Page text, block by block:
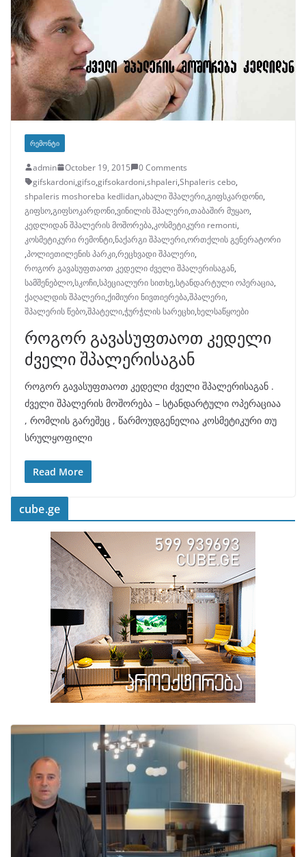
ᲠᲔᲛᲝᲜᲢᲘ
admin October 19, 2015
0 Comments
gifskardoni,gifso,gifsokardoni,shpaleri,Shpaleris cebo,
shpaleris moshoreba kedlidan,ახალი შპალერი,გიფსკარდონი,
გიფსო,გიფსოკარდონი,ვინილის შპალერი,თაბაშირ მუყაო,
კედლიდან შპალერის მოშორება,კოსმეტიკური remonti,
კოსმეტიკური რემონტი,ნაქარგი შპალერი,ორთქლის გენერატორი
,პოლიეთილენის პარკი,რეცხვადი შპალერი,
როგორ გავასუფთაოთ კედელი ძველი შპალერისაგან,
სამშენებლო,სკოჩი,სპეციალური სითხე,სტანდარტული ოპერაცია,
ქაღალდის შპალერი,ქიმიური ნივთიერება,შპალერი,
შპალერის წებო,შპატელი,ჭურჭლის სარეცხი,ხელსაწყოები
როგორ გავასუფთაოთ კედელი
ძველი შპალერისაგან
როგორ გავასუფთაოთ კედელი ძველი შპალერისაგან .
ძველი შპალერის მოშორება – სტანდარტული ოპერაციაა
, რომლის გარეშეც , წარმოუდგენელია კოსმეტიკური თუ
სრულყოფილი
Read More
cube.ge